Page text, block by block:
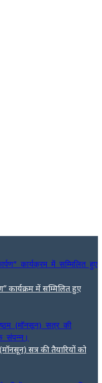
कार्यक्रम में सम्मिलित हुए
सत्र की तैयारियों को